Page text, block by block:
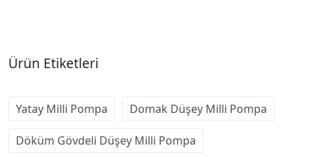
Ürün Etiketleri
Yatay Milli Pompa Domak Düşey Milli Pompa
Döküm Gövdeli Düşey Milli Pompa